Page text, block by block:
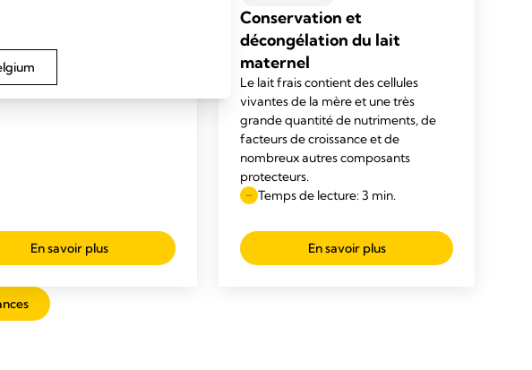
En savoir plus
Conservation et
décongélation du lait
maternel
Le lait frais contient des cellules
vivantes de la mère et une très
grande quantité de nutriments, de
facteurs de croissance et de
nombreux autres composants
protecteurs.
Temps de lecture: 3 min.
En savoir plus